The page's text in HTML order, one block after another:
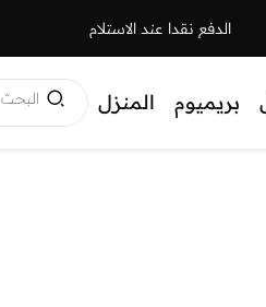
الدفع نقدا عند الاستلام
بريميوم المنزل البحث